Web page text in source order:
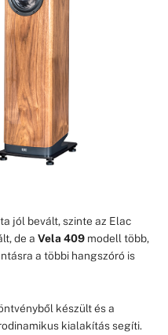
jól bevált, szinte az Elac
de a Vela 409modell több,
a többi hangszóró is
készült és a
kialakítás segíti.